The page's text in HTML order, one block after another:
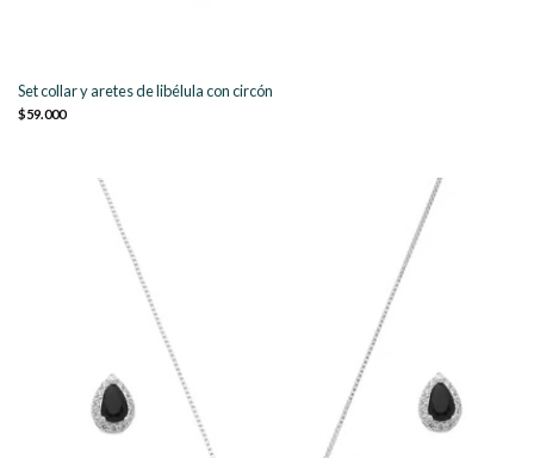
Set collar y aretes de libélula con circón
$59.000